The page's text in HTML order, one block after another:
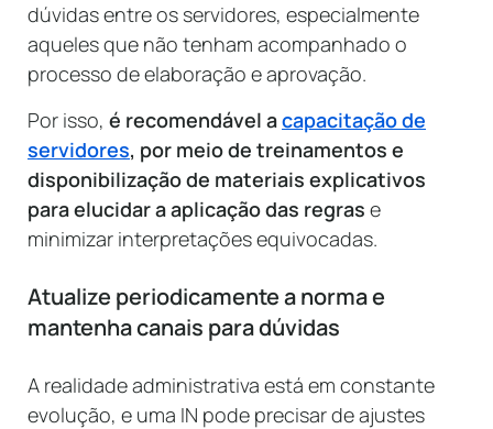
dúvidas entre os servidores, especialmente
aqueles que não tenham acompanhado o
processo de elaboração e aprovação.
Por isso, é recomendável acapacitação de
servidores, por meio de treinamentos e
disponibilização de materiais explicativos
para elucidar a aplicação das regras e
minimizar interpretações equivocadas.
Atualize periodicamente a norma e
mantenha canais para dúvidas
A realidade administrativa está em constante
evolução, e uma IN pode precisar de ajustes